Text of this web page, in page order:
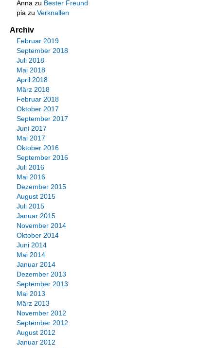
Annazu Bester Freund
piazu Verknallen
Archiv
Februar 2019
September 2018
Juli 2018
Mai 2018
April 2018
März 2018
Februar 2018
Oktober 2017
September 2017
Juni 2017
Mai 2017
Oktober 2016
September 2016
Juli 2016
Mai 2016
Dezember 2015
August 2015
Juli 2015
Januar 2015
November 2014
Oktober 2014
Juni 2014
Mai 2014
Januar 2014
Dezember 2013
September 2013
Mai 2013
März 2013
November 2012
September 2012
August 2012
Januar 2012